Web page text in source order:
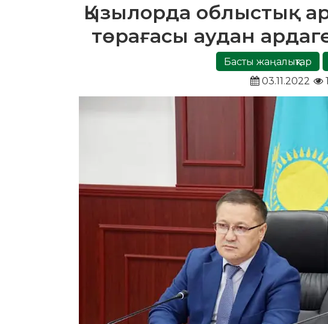
Қызылорда облыстық
төрағасы аудан
Басты жаңалықтар
03.11.2022